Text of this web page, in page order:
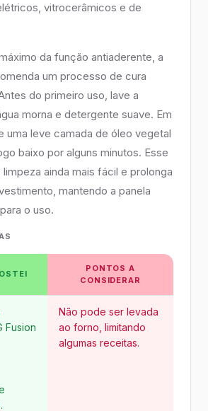
vitrocerâmicos e de
da função antiaderente, a
um processo de cura
do primeiro uso, lave a
morna e detergente suave. Em
uma leve camada de óleo vegetal
baixo por alguns minutos. Esse
ainda mais fácil e prolonga
mantendo a panela
o uso.
PONTOS A
CONSIDERAR
Fusion
Não pode ser levada
ao forno, limitando
algumas receitas.